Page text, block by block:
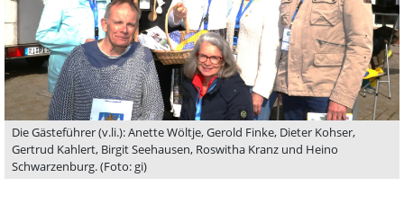
Die Gästeführer (v.li.): Anette Wöltje, Gerold Finke, Dieter Kohser,
Gertrud Kahlert, Birgit Seehausen, Roswitha Kranz und Heino
Schwarzenburg. (Foto: gi)